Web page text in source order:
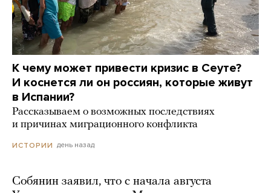
К чему может привести кризис в Сеуте?
И коснется ли он россиян, которые живут
в Испании?
Рассказываем о возможных последствиях
и причинах миграционного конфликта
ИСТОРИИ день назад
Собянин заявил, что с начала августа